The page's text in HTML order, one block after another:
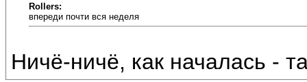
Rollers:
впереди почти вся неделя
Ничё-ничё, как началась -